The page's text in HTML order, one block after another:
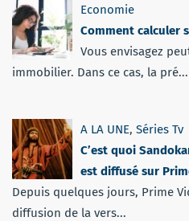
Economie
Comment calculer
Vous envisagez
immobilier. Dans ce cas, la pré...
A LA UNE, Séries Tv
C’est quoi
est diffusé sur
Depuis quelques jours, Prime
diffusion de la vers...